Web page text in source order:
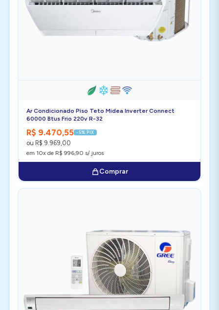
Ar Condicionado Piso Teto Midea Inverter Connect
60000 Btus Frio 220v R-32
R$ 9.470,55 -5% PIX
ou R$ 9.969,00
em 10x de R$ 996,90 s/ juros
Comprar